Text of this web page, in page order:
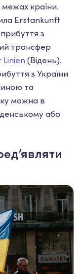
країни.
Erstankunft
з
трансфер
Linien(Відень).
з України
та
можна в
або